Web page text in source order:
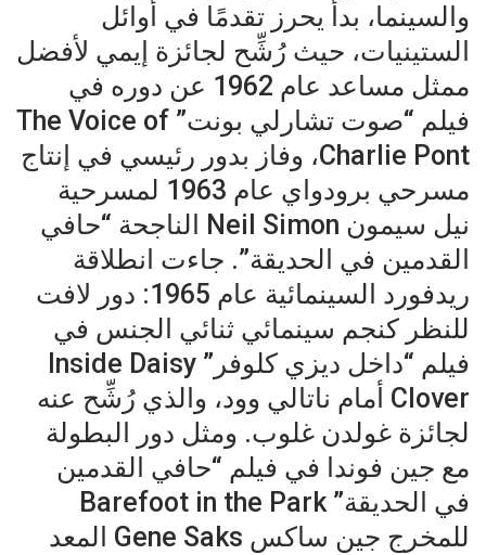
والسينما، بدأ يحرز تقدمًا في أوائل
الستينيات، حيث رُشِّح لجائزة إيمي لأفضل
ممثل مساعد عام 1962 عن دوره في
فيلم “صوت تشارلي بونت” The Voice of
Charlie Pont، وفاز بدور رئيسي في إنتاج
مسرحي برودواي عام 1963 لمسرحية
نيل سيمون Neil Simon الناجحة “حافي
القدمين في الحديقة”. جاءت انطلاقة
ريدفورد السينمائية عام 1965: دور لافت
للنظر كنجم سينمائي ثنائي الجنس في
فيلم “داخل ديزي كلوفر” Inside Daisy
Clover أمام ناتالي وود، والذي رُشِّح عنه
لجائزة غولدن غلوب. ومثل دور البطولة
مع جين فوندا في فيلم “حافي القدمين
في الحديقة” Barefoot in the Park
للمخرج جين ساكس Gene Saks المعد